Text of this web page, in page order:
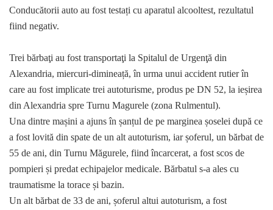
Conducătorii auto au fost testați cu aparatul alcooltest, rezultatul
fiind negativ.
Trei bărbaţi au fost transportaţi la Spitalul de Urgenţă din
Alexandria, miercuri-dimineață, în urma unui accident rutier în
care au fost implicate trei autoturisme, produs pe DN 52, la ieșirea
din Alexandria spre Turnu Magurele (zona Rulmentul).
Una dintre mașini a ajuns în șanțul de pe marginea șoselei după ce
a fost lovită din spate de un alt autoturism, iar șoferul, un bărbat de
55 de ani, din Turnu Măgurele, fiind încarcerat, a fost scos de
pompieri și predat echipajelor medicale. Bărbatul s-a ales cu
traumatisme la torace și bazin.
Un alt bărbat de 33 de ani, șoferul altui autoturism, a fost